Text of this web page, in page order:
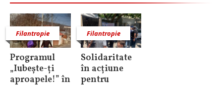
Filantropie
Programul
„Iubește-ți
aproapele!” în
Filantropie
Solidaritate
în acțiune
pentru